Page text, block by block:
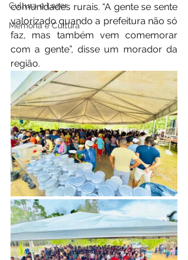
Cultura e Lazer
Memória e Cultura
comunidades rurais. “A gente se sente
valorizado quando a prefeitura não só
faz, mas também vem comemorar
com a gente”, disse um morador da
região.